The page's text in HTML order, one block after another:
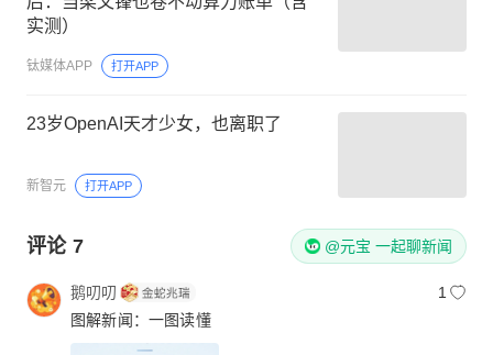
实测）
钛媒体APP 打开APP
23岁OpenAI天才少女，也离职了
新智元 打开APP
评论 7 @元宝 一起聊新闻
鹅叨叨
1
图解新闻：一图读懂